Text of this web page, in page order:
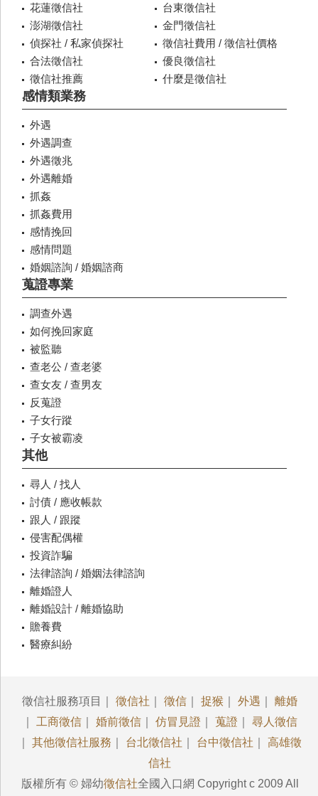
花蓮徵信社
台東徵信社
澎湖徵信社
金門徵信社
偵探社 / 私家偵探社
徵信社費用 / 徵信社價格
合法徵信社
優良徵信社
徵信社推薦
什麼是徵信社
感情類業務
外遇
外遇調查
外遇徵兆
外遇離婚
抓姦
抓姦費用
感情挽回
感情問題
婚姻諮詢 / 婚姻諮商
蒐證專業
調查外遇
如何挽回家庭
被監聽
查老公 / 查老婆
查女友 / 查男友
反蒐證
子女行蹤
子女被霸凌
其他
尋人 / 找人
討債 / 應收帳款
跟人 / 跟蹤
侵害配偶權
投資詐騙
法律諮詢 / 婚姻法律諮詢
離婚證人
離婚設計 / 離婚協助
贍養費
醫療糾紛
徵信社服務項目｜ 徵信社 徵信 捉猴 外遇
離婚
工商徵信 婚前徵信 仿冒見證 蒐證
尋人徵信
其他徵信社服務 台北徵信社 台中徵信社
高雄徵
信社
版權所有 © 婦幼徵信社全國入口網 Copyright c 2009 All